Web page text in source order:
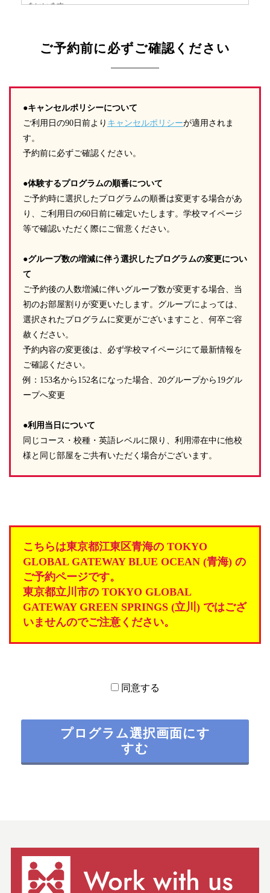
をいいます。
す。なお、本サービスの具体的内容は、当社が定めるものとしま
す。
3. 「申込者」 本サービスの利用の申込みを行い、当社との間
4. 「利用者」 申込者に所属する職員、生徒等であって、実際
に本サービスを利用するすべての方をいいます。
5. 「本サービス利用契約」 当社と申込者との間で締結され
る、本サービスの利用に関する契約をいいます。
第3条（本規約の範囲）
2. 本規約の規定と、諸規約の規定とが異なる場合には、後者の
規定が優先して適用されるものとします。
第4条（本規約の変更）
1. 当社は、当社の裁量により本規約を変更できるものとしま
2. 当社は、前項による本規約の変更にあたり、変更後の本規約
の効力発生日の1か月前 までに、本規約を変更する旨、および変
更後の本規約の内容とその効力発生日を、本サイトに掲示し、ま
たは申込者に電子メールで通知します。
3. 変更後の本規約の効力発生日以降に、申込者が本サービスを
利用したときは、申込者は、本規約の変更に同意したものとみな
します。
第5条（当社提供情報）
1. 当社が本サービスに関連して提供するすべての情報（活動内
容、教育プログラム、テキストその他の教材、提供資料、記事、
写真、イラスト類、画像、映像を含みますがこれらに限られませ
他の知的財産権及び保護されるべき法的権利は、当社または当社
への許諾者に帰属します。
2. 当社は、当社提供情報について、その完全性、正確性、有用
ず、またこれらを調査する義務を負わないものとします。
信、放送、販売、貸与、改変等の行為を含みますが、これらに限
て罰せられます。
第6条（利用申込み）
1. 申込者は、本規約のすべてを承認のうえ、当社所定の手続に
従って本サイトのWEB上で本サービスの利用申込みを行うものと
します。利用申込みにあたっては真実かつ正確な情報を記載する
ものとします。
との間に、本サービス利用契約が成立するものとします。当社は
3. 当社は、申込者が次の各号のいずれかに該当する場合には、
当社の判断によって、利用申込みを承諾しないことができるもの
っても、その後、申込者が次の各号のいずれかに該当することが
判明した場合には、当社は、当社の判断によって、承諾を撤回で
きるものとします。この場合において、申込者または利用者が何
らかの不利益または損害を被った場合であっても、当社は一切責
任を負いません。
た場合には、本サービス提供のために必要な場合を除いて、情報
の提供を行わないものとします。
5. 申込者は、本サービスの利用資格を第三者に譲渡、貸与する
ご予約前に必ずご確認ください
●キャンセルポリシーについて
ご利用日の90日前より キャンセルポリシーが適用されま
す。
予約前に必ずご確認ください。
●体験するプログラムの順番について
ご予約時に選択したプログラムの順番は変更する場合があ
り、ご利用日の60日前に確定いたします。学校マイページ
等で確認いただく際にご留意ください。
●グループ数の増減に伴う選択したプログラムの変更につい
て
ご予約後の人数増減に伴いグループ数が変更する場合、当
初のお部屋割りが変更いたします。グループによっては、
選択されたプログラムに変更がございますこと、何卒ご容
赦ください。
予約内容の変更後は、必ず学校マイページにて最新情報を
ご確認ください。
例：153名から152名になった場合、20グループから19グル
ープへ変更
●利用当日について
同じコース・校種・英語レベルに限り、利用滞在中に他校
様と同じ部屋をご共有いただく場合がございます。
こちらは東京都江東区青海の TOKYO
GLOBAL GATEWAY BLUE OCEAN (青海) の
ご予約ページです。
東京都立川市の TOKYO GLOBAL
GATEWAY GREEN SPRINGS (立川) ではござ
いませんのでご注意ください。
同意する
プログラム選択画面にす
すむ